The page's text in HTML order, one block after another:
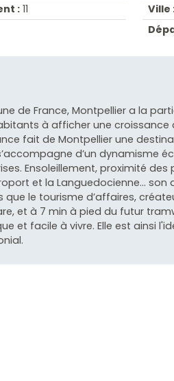
:11
Ville
de France, Montpellier a la
à afficher une
fait de Montpellier une
d’un dynamisme
Ensoleillement, proximité
et la Languedocienne…
que le tourisme d’affaires,
et à 7 min à pied du futur
et facile à vivre. Elle est ainsi